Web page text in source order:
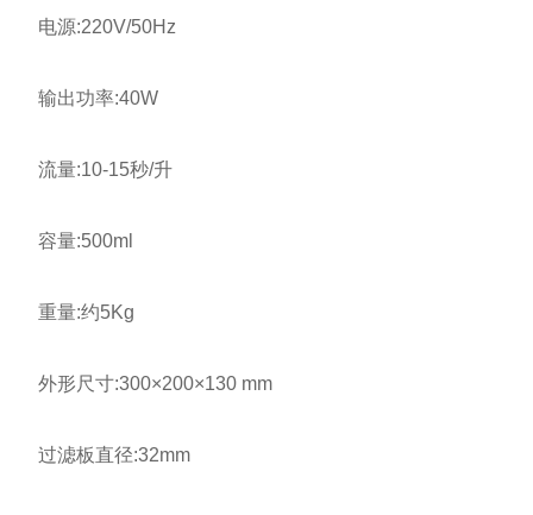
电源:220V/50Hz
输出功率:40W
流量:10-15秒/升
容量:500ml
重量:约5Kg
外形尺寸:300×200×130 mm
过滤板直径:32mm